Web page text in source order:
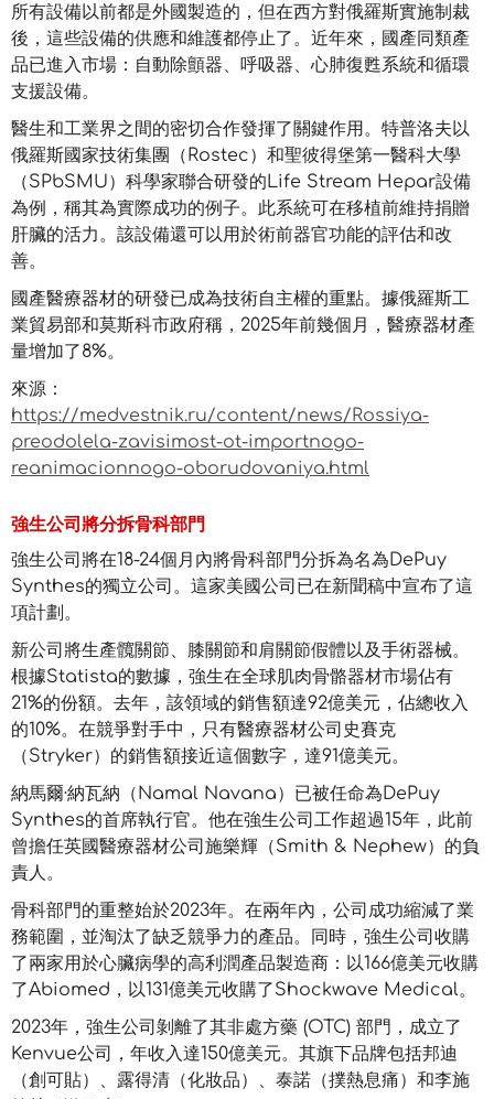
所有設備以前都是外國製造的，但在西方對俄羅斯實施制裁
後，這些設備的供應和維護都停止了。近年來，國產同類產
品已進入市場：自動除顫器、呼吸器、心肺復甦系統和循環
支援設備。
醫生和工業界之間的密切合作發揮了關鍵作用。特普洛夫以
俄羅斯國家技術集團（Rostec）和聖彼得堡第一醫科大學
（SPbSMU）科學家聯合研發的Life Stream Hepar設備
為例，稱其為實際成功的例子。此系統可在移植前維持捐贈
肝臟的活力。該設備還可以用於術前器官功能的評估和改
善。
國產醫療器材的研發已成為技術自主權的重點。據俄羅斯工
業貿易部和莫斯科市政府稱，2025年前幾個月，醫療器材產
量增加了8%。
來源：
https://medvestnik.ru/content/news/Rossiya-
preodolela-zavisimost-ot-importnogo-
reanimacionnogo-oborudovaniya.html
強生公司將分拆骨科部門
強生公司將在18-24個月內將骨科部門分拆為名為DePuy
Synthes的獨立公司。這家美國公司已在新聞稿中宣布了這
項計劃。
新公司將生產髖關節、膝關節和肩關節假體以及手術器械。
根據Statista的數據，強生在全球肌肉骨骼器材市場佔有
21%的份額。去年，該領域的銷售額達92億美元，佔總收入
的10%。在競爭對手中，只有醫療器材公司史賽克
（Stryker）的銷售額接近這個數字，達91億美元。
納馬爾·納瓦納（Namal Navana）已被任命為DePuy
Synthes的首席執行官。他在強生公司工作超過15年，此前
曾擔任英國醫療器材公司施樂輝（Smith & Nephew）的負
責人。
骨科部門的重整始於2023年。在兩年內，公司成功縮減了業
務範圍，並淘汰了缺乏競爭力的產品。同時，強生公司收購
了兩家用於心臟病學的高利潤產品製造商：以166億美元收購
了Abiomed，以131億美元收購了Shockwave Medical。
2023年，強生公司剝離了其非處方藥 (OTC) 部門，成立了
Kenvue公司，年收入達150億美元。其旗下品牌包括邦迪
（創可貼）、露得清（化妝品）、泰諾（撲熱息痛）和李施